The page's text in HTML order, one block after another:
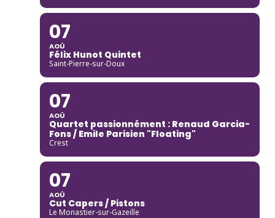
07
AOÛ
Félix Hunot Quintet
Saint-Pierre-sur-Doux
07
AOÛ
Quartet passionnément : Renaud Garcia-
Fons / Emile Parisien "Floating"
Crest
07
AOÛ
Cut Capers / Pistons
Le Monastier-sur-Gazeille